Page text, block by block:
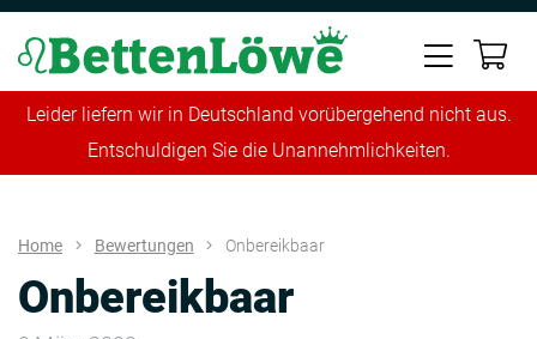
Leider liefern wir in Deutschland vorübergehend nicht aus.
Entschuldigen Sie die Unannehmlichkeiten.
Home Bewertungen Onbereikbaar
Onbereikbaar